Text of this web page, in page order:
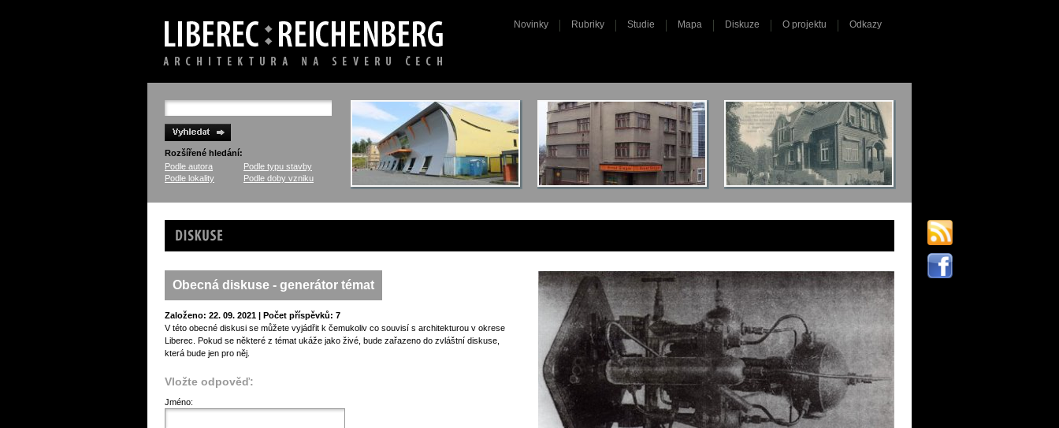
Novinky Rubriky Studie Mapa Diskuze O projektu Odkazy
Rozšířené hledání:
Podle autora
Podle typu stavby
Podle lokality
Podle doby vzniku
Diskuse
Obecná diskuse - generátor témat
Založeno: 22. 09. 2021 | Počet příspěvků: 7
V této obecné diskusi se můžete vyjádřit k čemukoliv co souvisí s architekturou v okrese
Liberec. Pokud se některé z témat ukáže jako živé, bude zařazeno do zvláštní diskuse,
která bude jen pro něj.
Vložte odpověď:
Jméno: